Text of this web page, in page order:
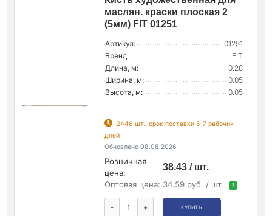
маслян. краски плоская 2
(5мм) FIT 01251
Артикул:
01251
Бренд:
FIT
Длина, м:
0.28
Ширина, м:
0.05
Высота, м:
0.05
2446 шт., срок поставки 5-7 рабочих
дней
Обновлено 08.08.2026
Розничная
цена:
38.43 / шт.
Оптовая цена: 34.59 руб. / шт. !
- + КУПИТЬ